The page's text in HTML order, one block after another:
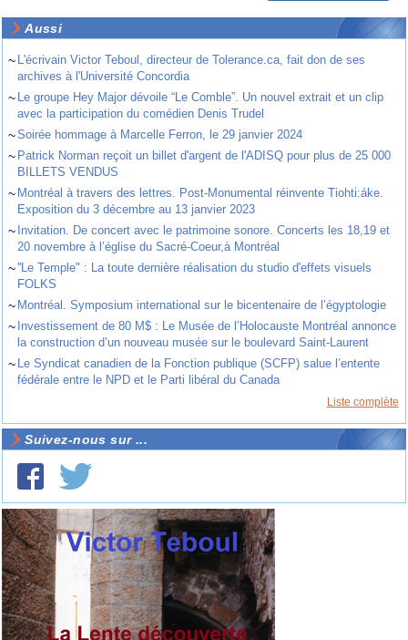
Aussi
~ L'écrivain Victor Teboul, directeur de Tolerance.ca, fait don de ses
archives à l'Université Concordia
~ Le groupe Hey Major dévoile “Le Comble”. Un nouvel extrait et un clip
avec la participation du comédien Denis Trudel
~Soirée hommage à Marcelle Ferron, le 29 janvier 2024
~ Patrick Norman reçoit un billet d'argent de l'ADISQ pour plus de 25 000
BILLETS VENDUS
~ Montréal à travers des lettres. Post-Monumental réinvente Tiohti:áke.
Exposition du 3 décembre au 13 janvier 2023
~ Invitation. De concert avec le patrimoine sonore. Concerts les 18,19 et
20 novembre à l’église du Sacré-Coeur,à Montréal
~''Le Temple" : La toute dernière réalisation du studio d'effets visuels
FOLKS
~ Montréal. Symposium international sur le bicentenaire de l’égyptologie
~ Investissement de 80 M$ : Le Musée de l’Holocauste Montréal annonce
la construction d’un nouveau musée sur le boulevard Saint-Laurent
~ Le Syndicat canadien de la Fonction publique (SCFP) salue l’entente
fédérale entre le NPD et le Parti libéral du Canada
Liste complète
Suivez-nous sur ...